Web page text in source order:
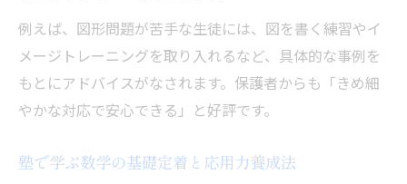
例えば、図形問題が苦手な生徒には、図を書く練習やイ
メージトレーニングを取り入れるなど、具体的な事例を
もとにアドバイスがなされます。保護者からも「きめ細
やかな対応で安心できる」と好評です。
塾で学ぶ数学の基礎定着と応用力養成法